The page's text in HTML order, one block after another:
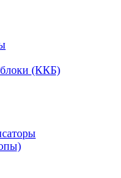
блоки (ККБ)